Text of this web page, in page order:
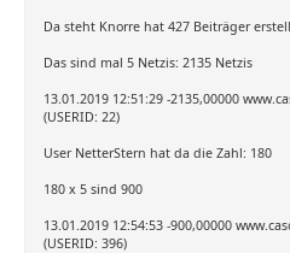
Da steht Knorre hat 427 Beiträger
Das sind mal 5 Netzis: 2135 Netzis
13.01.2019 12:51:29 -2135,00000
(USERID: 22)
User NetterStern hat da die Zahl: 180
180 x 5 sind 900
13.01.2019 12:54:53 -900,00000
(USERID: 396)